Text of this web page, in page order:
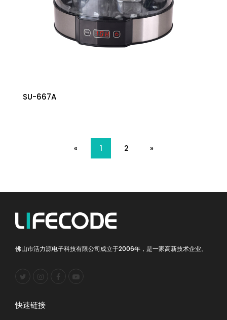
SU-667A
« 1 2 »
佛山市活力源电子科技有限公司成立于2006年，是一家高新技术企业。
快速链接